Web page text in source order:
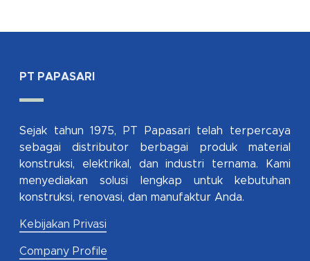
PT PAPASARI
Sejak tahun 1975, PT Papasari telah terpercaya
sebagai distributor berbagai produk material
konstruksi, elektrikal, dan industri ternama. Kami
menyediakan solusi lengkap untuk kebutuhan
konstruksi, renovasi, dan manufaktur Anda.
Kebijakan Privasi
Company Profile